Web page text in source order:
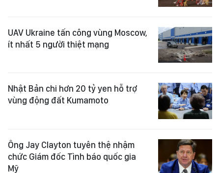
UAV Ukraine tấn công vùng Moscow,
ít nhất 5 người thiệt mạng
Nhật Bản chi hơn 20 tỷ yen hỗ trợ
vùng động đất Kumamoto
Ông Jay Clayton tuyên thệ nhậm
chức Giám đốc Tình báo quốc gia
Mỹ